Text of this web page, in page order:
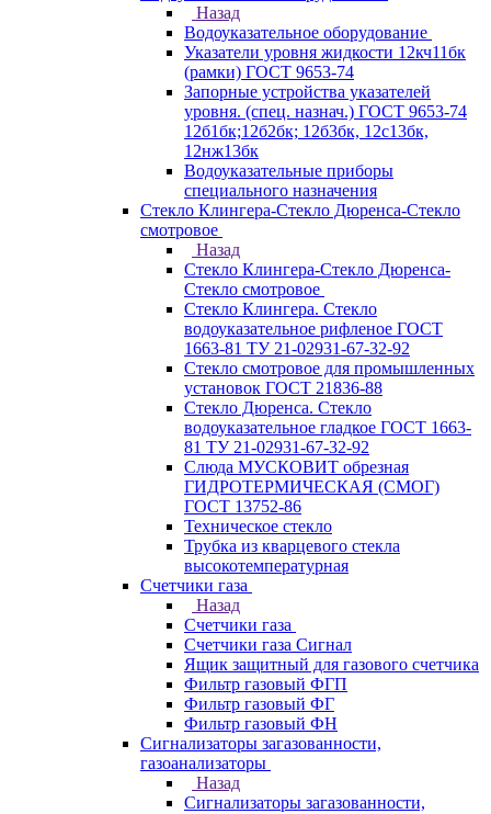
Назад
Водоуказательное оборудование
Указатели уровня жидкости 12кч11бк
(рамки) ГОСТ 9653-74
Запорные устройства указателей
уровня. (спец. назнач.) ГОСТ 9653-74
12б1бк;12б2бк; 12б3бк, 12с13бк,
12нж13бк
Водоуказательные приборы
специального назначения
Стекло Клингера-Стекло Дюренса-Стекло
смотровое
Назад
Стекло Клингера-Стекло Дюренса-
Стекло смотровое
Стекло Клингера. Стекло
водоуказательное рифленое ГОСТ
1663-81 ТУ 21-02931-67-32-92
Стекло смотровое для промышленных
установок ГОСТ 21836-88
Стекло Дюренса. Стекло
водоуказательное гладкое ГОСТ 1663-
81 ТУ 21-02931-67-32-92
Слюда МУСКОВИТ обрезная
ГИДРОТЕРМИЧЕСКАЯ (СМОГ)
ГОСТ 13752-86
Техническое стекло
Трубка из кварцевого стекла
высокотемпературная
Счетчики газа
Назад
Счетчики газа
Счетчики газа Сигнал
Ящик защитный для газового счетчика
Фильтр газовый ФГП
Фильтр газовый ФГ
Фильтр газовый ФН
Сигнализаторы загазованности,
газоанализаторы
Назад
Сигнализаторы загазованности,